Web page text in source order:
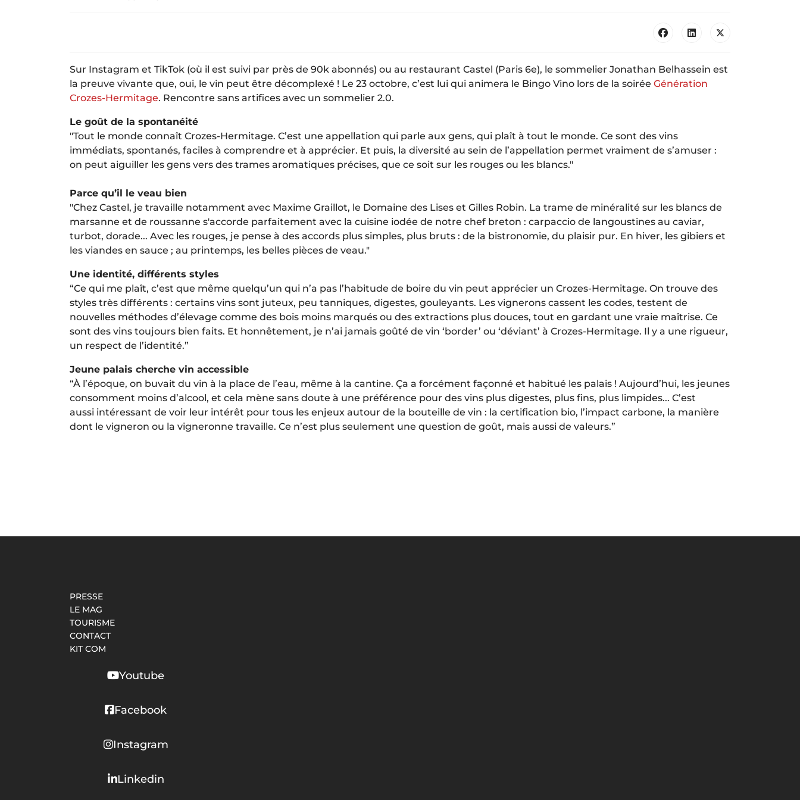
Sur Instagram et TikTok (où il est suivi par près de 90k abonnés) ou au restaurant Castel (Paris 6e), le sommelier Jonathan Belhassein est
la preuve vivante que, oui, le vin peut être décomplexé ! Le 23 octobre, c’est lui qui animera le Bingo Vino lors de la soirée Génération
Crozes-Hermitage. Rencontre sans artifices avec un sommelier 2.0.
Le goût de la spontanéité
"Tout le monde connaît Crozes-Hermitage. C’est une appellation qui parle aux gens, qui plaît à tout le monde. Ce sont des vins
immédiats, spontanés, faciles à comprendre et à apprécier. Et puis, la diversité au sein de l’appellation permet vraiment de s’amuser :
on peut aiguiller les gens vers des trames aromatiques précises, que ce soit sur les rouges ou les blancs."
Parce qu’il le veau bien
"Chez Castel, je travaille notamment avec Maxime Graillot, le Domaine des Lises et Gilles Robin. La trame de minéralité sur les blancs de
marsanne et de roussanne s'accorde parfaitement avec la cuisine iodée de notre chef breton : carpaccio de langoustines au caviar,
turbot, dorade... Avec les rouges, je pense à des accords plus simples, plus bruts : de la bistronomie, du plaisir pur. En hiver, les gibiers et
les viandes en sauce ; au printemps, les belles pièces de veau."
Une identité, différents styles
“Ce qui me plaît, c’est que même quelqu’un qui n’a pas l’habitude de boire du vin peut apprécier un Crozes-Hermitage. On trouve des
styles très différents : certains vins sont juteux, peu tanniques, digestes, gouleyants. Les vignerons cassent les codes, testent de
nouvelles méthodes d’élevage comme des bois moins marqués ou des extractions plus douces, tout en gardant une vraie maîtrise. Ce
sont des vins toujours bien faits. Et honnêtement, je n’ai jamais goûté de vin ‘border’ ou ‘déviant’ à Crozes-Hermitage. Il y a une rigueur,
un respect de l’identité.”
Jeune palais cherche vin accessible
“À l’époque, on buvait du vin à la place de l’eau, même à la cantine. Ça a forcément façonné et habitué les palais ! Aujourd’hui, les jeunes
consomment moins d’alcool, et cela mène sans doute à une préférence pour des vins plus digestes, plus fins, plus limpides... C’est
aussi intéressant de voir leur intérêt pour tous les enjeux autour de la bouteille de vin : la certification bio, l’impact carbone, la manière
dont le vigneron ou la vigneronne travaille. Ce n’est plus seulement une question de goût, mais aussi de valeurs.”
PRESSE
LE MAG
TOURISME
CONTACT
KIT COM
Youtube
Facebook
Instagram
Linkedin